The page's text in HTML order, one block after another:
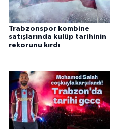
Trabzonspor kombine
satışlarında kulüp tarihinin
rekorunu kırdı